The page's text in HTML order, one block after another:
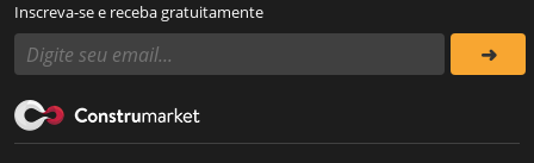
Inscreva-se e receba gratuitamente